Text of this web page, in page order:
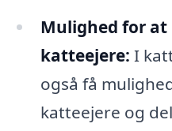
Mulighed for at
katteejere: I
også få
katteejere og